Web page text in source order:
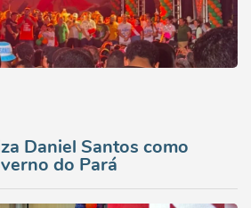
Daniel Santos como
do Pará